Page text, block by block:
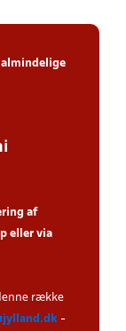
almindelige
af
eller via
række
-